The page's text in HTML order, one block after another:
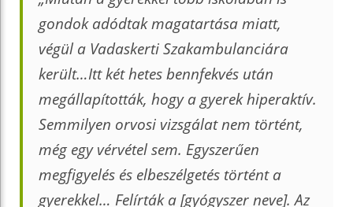
gondok adódtak magatartása miatt,
végül a Vadaskerti Szakambulanciára
került…Itt két hetes bennfekvés után
megállapították, hogy a gyerek hiperaktív.
Semmilyen orvosi vizsgálat nem történt,
még egy vérvétel sem. Egyszerűen
megfigyelés és elbeszélgetés történt a
gyerekkel… Felírták a [gyógyszer neve]. Az